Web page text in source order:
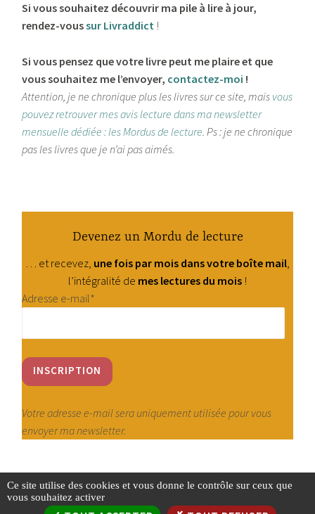
Si vous souhaitez découvrir ma pile à lire à jour,
rendez-voussur Livraddict !
Si vous pensez que votre livre peut me plaire et que
vous souhaitez me l’envoyer, contactez-moi !
Attention, je ne chronique plus les livres sur ce site, mais vous
pouvez retrouver mes avis lecture dans ma newsletter
mensuelle dédiée : les Mordus de lecture. Ps : je ne chronique
pas les livres que je n’ai pas aimés.
Devenez un Mordu de lecture
… et recevez, une fois par mois dans votre boîte mail
l’intégralité de mes lectures du mois !
Adresse e-mail*
Votre adresse e-mail sera uniquement utilisée pour vous
envoyer ma newsletter.
Ce site utilise des cookies et vous donne le contrôle sur ceux que
vous souhaitez activer